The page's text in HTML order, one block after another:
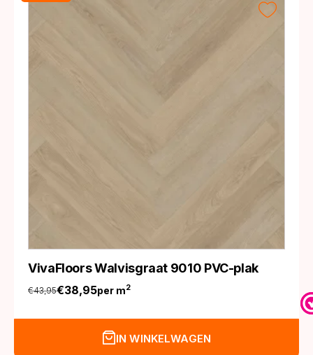
VivaFloors Walvisgraat 9010 PVC-plak
€43,95
Oorspronkelijke
prijs
€38,95
Huidige
prijs
per m2
IN WINKELWAGEN